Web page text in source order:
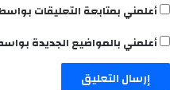
أعلمني بمتابعة التعليقات
أعلمني بالمواضيع الجديدة